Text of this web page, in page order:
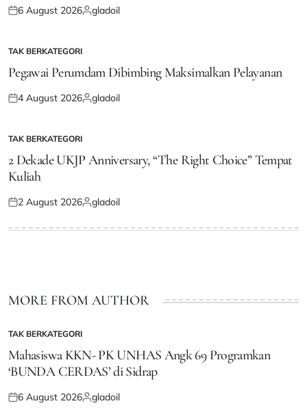
Posted
6 August 2026Posted
gladoil
POSTED
IN
TAK BERKATEGORI
Pegawai Perumdam Dibimbing Maksimalkan Pelayanan
Posted
4 August 2026Posted
gladoil
POSTED
TAK BERKATEGORI
2 Dekade UKJP Anniversary, “The Right Choice” Tempat
Kuliah
Posted
2 August 2026Posted
gladoil
MORE FROM AUTHOR
POSTED
IN
TAK BERKATEGORI
Mahasiswa KKN- PK UNHAS Angk 69 Programkan
‘BUNDA CERDAS’ di Sidrap
Posted
6 August 2026Posted
gladoil